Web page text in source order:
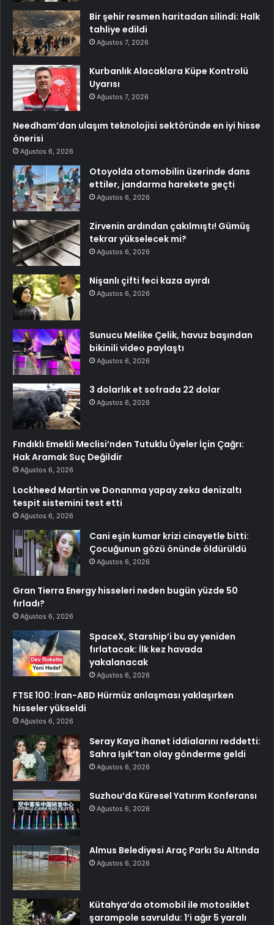
Bir şehir resmen haritadan silindi: Halk
tahliye edildi
Ağustos 7, 2026
Kurbanlık Alacaklara Küpe Kontrolü
Uyarısı
Ağustos 7, 2026
Needham’dan ulaşım teknolojisi sektöründe en iyi hisse
önerisi
Ağustos 6, 2026
Otoyolda otomobilin üzerinde dans
ettiler, jandarma harekete geçti
Ağustos 6, 2026
Zirvenin ardından çakılmıştı! Gümüş
tekrar yükselecek mi?
Ağustos 6, 2026
Nişanlı çifti feci kaza ayırdı
Ağustos 6, 2026
Sunucu Melike Çelik, havuz başından
bikinili video paylaştı
Ağustos 6, 2026
3 dolarlık et sofrada 22 dolar
Ağustos 6, 2026
Fındıklı Emekli Meclisi’nden Tutuklu Üyeler İçin Çağrı:
Hak Aramak Suç Değildir
Ağustos 6, 2026
Lockheed Martin ve Donanma yapay zeka denizaltı
tespit sistemini test etti
Ağustos 6, 2026
Cani eşin kumar krizi cinayetle bitti:
Çocuğunun gözü önünde öldürüldü
Ağustos 6, 2026
Gran Tierra Energy hisseleri neden bugün yüzde 50
fırladı?
Ağustos 6, 2026
SpaceX, Starship’i bu ay yeniden
fırlatacak: İlk kez havada
yakalanacak
Ağustos 6, 2026
FTSE 100: İran-ABD Hürmüz anlaşması yaklaşırken
hisseler yükseldi
Ağustos 6, 2026
Seray Kaya ihanet iddialarını reddetti:
Sahra Işık’tan olay gönderme geldi
Ağustos 6, 2026
Suzhou’da Küresel Yatırım Konferansı
Ağustos 6, 2026
Almus Belediyesi Araç Parkı Su Altında
Ağustos 6, 2026
Kütahya’da otomobil ile motosiklet
şarampole savruldu: 1’i ağır 5 yaralı